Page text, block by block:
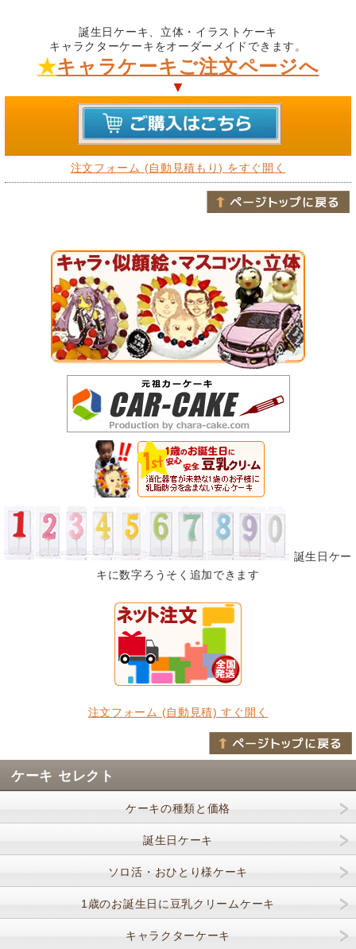
誕生日ケーキ、立体・イラストケーキ
キャラクターケーキをオーダーメイドできます。
★キャラケーキご注文ページへ
▼
注文フォーム (自動見積もり) をすぐ開く
誕生日ケー
キに数字ろうそく追加できます
注文フォーム (自動見積) すぐ開く
ケーキ セレクト
ケーキの種類と価格
誕生日ケーキ
ソロ活・おひとり様ケーキ
1歳のお誕生日に豆乳クリームケーキ
キャラクターケーキ